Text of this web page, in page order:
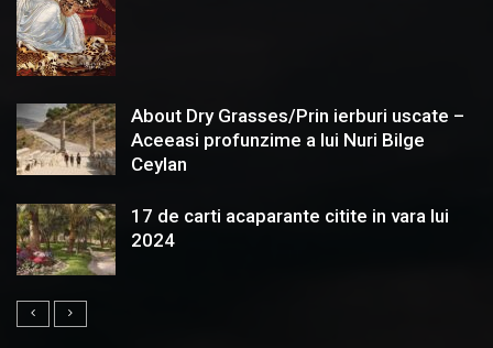
About Dry Grasses/Prin ierburi uscate –
Aceeasi profunzime a lui Nuri Bilge
Ceylan
17 de carti acaparante citite in vara lui
2024